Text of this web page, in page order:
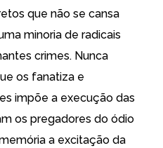
que não se cansa
minoria de radicais
crimes. Nunca
os fanatiza e
impõe a execução das
os pregadores do ódio
a excitação da